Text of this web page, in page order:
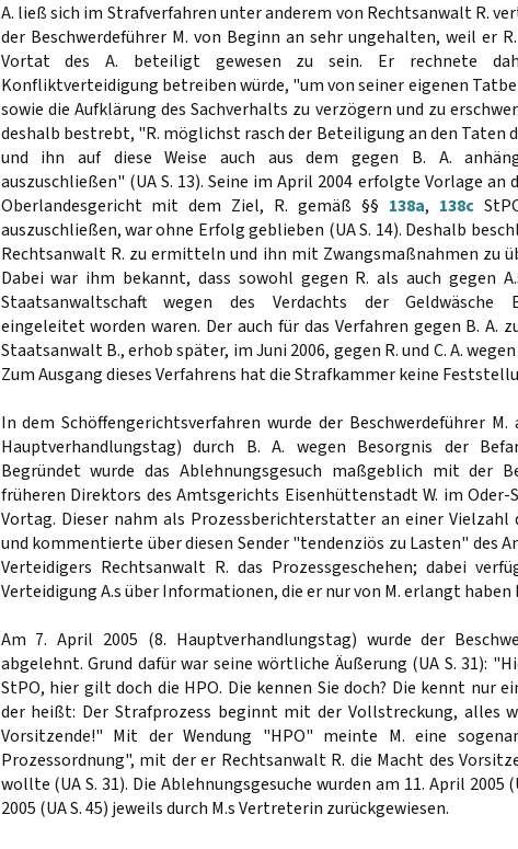
A. ließ sich im Strafverfahren unter anderem von Rechtsanwalt R.
der Beschwerdeführer M. von Beginn an sehr ungehalten, weil er
Vortat des A. beteiligt gewesen zu sein. Er rechnete
Konfliktverteidigung betreiben würde, "um von seiner eigenen
sowie die Aufklärung des Sachverhalts zu verzögern und zu
deshalb bestrebt, "R. möglichst rasch der Beteiligung an den Taten
und ihn auf diese Weise auch aus dem gegen B. A.
auszuschließen" (UA S. 13). Seine im April 2004 erfolgte Vorlage an
Oberlandesgericht mit dem Ziel, R. gemäß §§ 138a, 138c
auszuschließen, war ohne Erfolg geblieben (UA S. 14). Deshalb
Rechtsanwalt R. zu ermitteln und ihn mit Zwangsmaßnahmen zu
Dabei war ihm bekannt, dass sowohl gegen R. als auch gegen
Staatsanwaltschaft wegen des Verdachts der Geldwäsche
eingeleitet worden waren. Der auch für das Verfahren gegen B. A.
Staatsanwalt B., erhob später, im Juni 2006, gegen R. und C. A.
Zum Ausgang dieses Verfahrens hat die Strafkammer keine
In dem Schöffengerichtsverfahren wurde der Beschwerdeführer M.
Hauptverhandlungstag) durch B. A. wegen Besorgnis der
Begründet wurde das Ablehnungsgesuch maßgeblich mit der
früheren Direktors des Amtsgerichts Eisenhüttenstadt W. im Oder-
Vortag. Dieser nahm als Prozessberichterstatter an einer
und kommentierte über diesen Sender "tendenziös zu Lasten" des
Verteidigers Rechtsanwalt R. das Prozessgeschehen; dabei
Verteidigung A.s über Informationen, die er nur von M. erlangt haben
Am 7. April 2005 (8. Hauptverhandlungstag) wurde der
abgelehnt. Grund dafür war seine wörtliche Äußerung (UA S. 31):
StPO, hier gilt doch die HPO. Die kennen Sie doch? Die kennt nur
der heißt: Der Strafprozess beginnt mit der Vollstreckung, alles
Vorsitzende!" Mit der Wendung "HPO" meinte M. eine
Prozessordnung", mit der er Rechtsanwalt R. die Macht des
wollte (UA S. 31). Die Ablehnungsgesuche wurden am 11. April 2005
2005 (UA S. 45) jeweils durch M.s Vertreterin zurückgewiesen.